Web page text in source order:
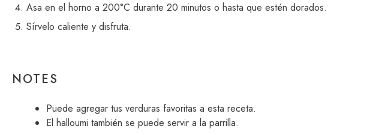
Asa en el horno a 200°C durante 20 minutos o hasta que estén dorados.
Sírvelo caliente y disfruta.
NOTES
Puede agregar tus verduras favoritas a esta receta.
El halloumi también se puede servir a la parrilla.